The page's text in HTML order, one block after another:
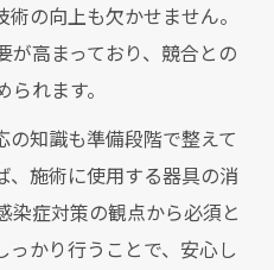
の向上も欠かせません。
が高まっており、競合との
れます。
知識も準備段階で整えて
、施術に使用する器具の消
染症対策の観点から必須と
っかり行うことで、安心し